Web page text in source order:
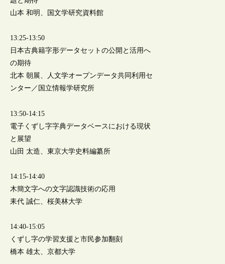
山本 和明、国文学研究資料館
13:25-13:50
日本古典籍字形データセットの公開と活用へ
の期待
北本 朝展、人文学オープンデータ共同利用セ
ンター／国立情報学研究所
13:50-14:15
電子くずし字字典データベースにおける現状
と展望
山田 太造、東京大学史料編纂所
14:15-14:40
木簡文字への文字認識技術の応用
耒代 誠仁、桜美林大学
14:40-15:05
くずし字の学習支援と市民参加翻刻
橋本 雄太、京都大学